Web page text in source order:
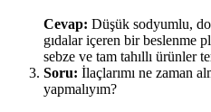
Cevap: Düşük sodyumlu,
gıdalar içeren bir beslenme
sebze ve tam tahıllı ürünler
Soru: İlaçlarımı ne zaman
yapmalıyım?